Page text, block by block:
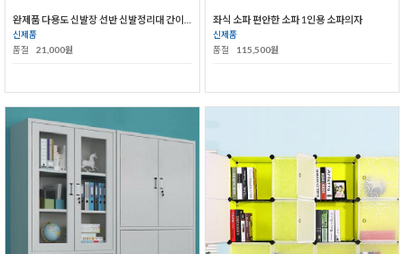
신제품
품절
21,000원
좌식 소파 편안한 소파 1인용 소파의자
신제품
품절
115,500원